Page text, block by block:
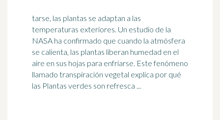
tarse, las plantas se adaptan a las
temperaturas exteriores. Un estudio de la
NASA ha confirmado que cuando la atmósfera
se calienta, las plantas liberan humedad en el
aire en sus hojas para enfriarse. Este fenómeno
llamado transpiración vegetal explica por qué
las Plantas verdes son refresca ...